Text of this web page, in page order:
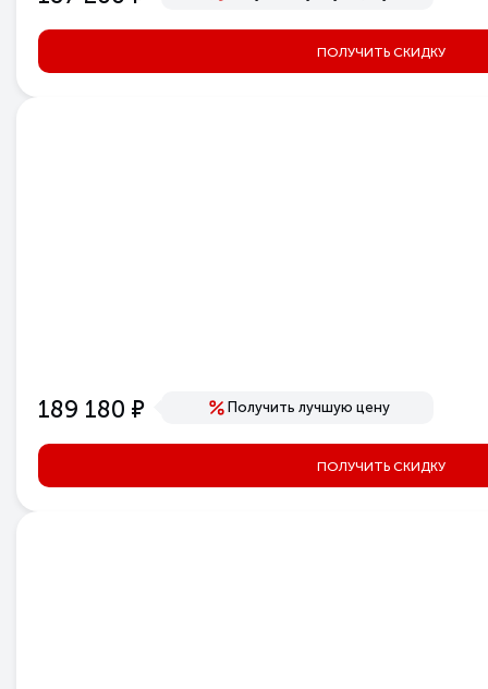
ПОЛУЧИТЬ СКИДКУ
189 180 е Получить лучшую цену
ПОЛУЧИТЬ СКИДКУ